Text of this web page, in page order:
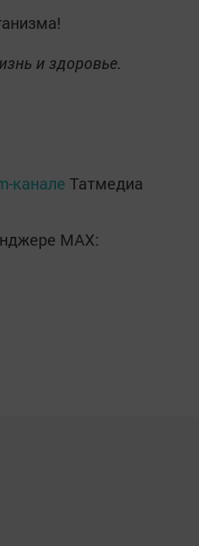
и здоровье.
канале Татмедиа
MАХ: